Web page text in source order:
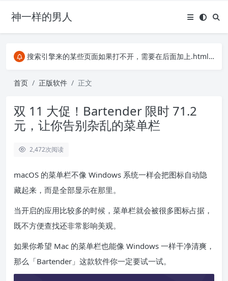
神一样的男人
关注Telegram频道有新消息第一时间推送
搜索引擎来的某些页面如果打不开，需要在后面加上.html，如https://ylface.com/mac/409.html
阿里云服务器396元4年，2C2G服务器
首页 正版软件 正文
双 11 大促！Bartender 限时 71.2
元，让你告别杂乱的菜单栏
2,472次阅读
macOS 的菜单栏不像 Windows 系统一样会把图标自动隐
藏起来，而是全部显示在那里。
当开启的应用比较多的时候，菜单栏就会被很多图标占据，
既不方便查找还非常影响美观。
如果你希望 Mac 的菜单栏也能像 Windows 一样干净清爽，
那么「Bartender」这款软件你一定要试一试。​